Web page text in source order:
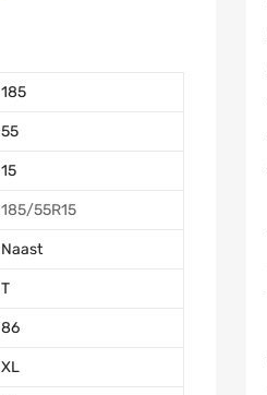
185
55
15
185/55R15
Naast
T
86
XL